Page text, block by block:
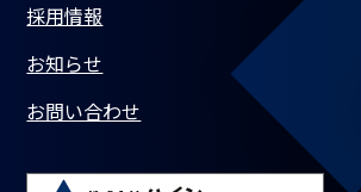
採用情報
お知らせ
お問い合わせ